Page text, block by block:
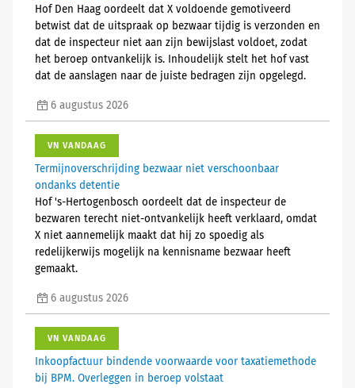
Hof Den Haag oordeelt dat X voldoende gemotiveerd
betwist dat de uitspraak op bezwaar tijdig is verzonden en
dat de inspecteur niet aan zijn bewijslast voldoet, zodat
het beroep ontvankelijk is. Inhoudelijk stelt het hof vast
dat de aanslagen naar de juiste bedragen zijn opgelegd.
6 augustus 2026
VN VANDAAG
Termijnoverschrijding bezwaar niet verschoonbaar
ondanks detentie
Hof 's-Hertogenbosch oordeelt dat de inspecteur de
bezwaren terecht niet-ontvankelijk heeft verklaard, omdat
X niet aannemelijk maakt dat hij zo spoedig als
redelijkerwijs mogelijk na kennisname bezwaar heeft
gemaakt.
6 augustus 2026
VN VANDAAG
Inkoopfactuur bindende voorwaarde voor taxatiemethode
bij BPM. Overleggen in beroep volstaat